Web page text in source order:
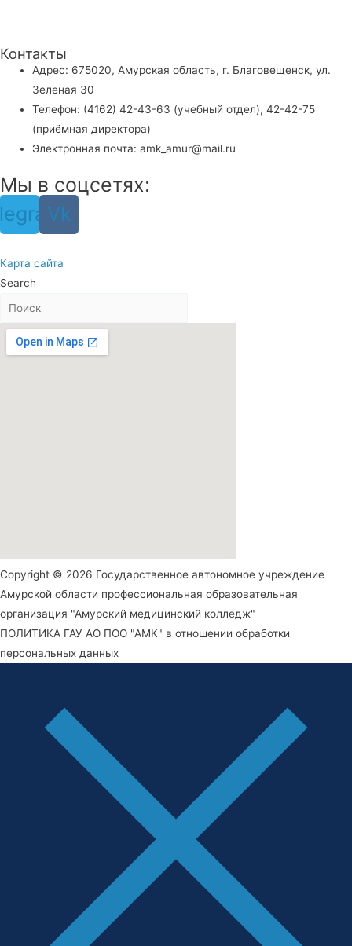
Контакты
Адрес: 675020, Амурская область, г. Благовещенск, ул.
Зеленая 30
Телефон: (4162) 42-43-63 (учебный отдел), 42-42-75
(приёмная директора)
Электронная почта: amk_amur@mail.ru
Мы в соцсетях:
Vk
Карта сайта
Search
Copyright © 2026 Государственное автономное учреждение
Амурской области профессиональная образовательная
организация "Амурский медицинский колледж"
ПОЛИТИКА ГАУ АО ПОО "АМК" в отношении обработки
персональных данных